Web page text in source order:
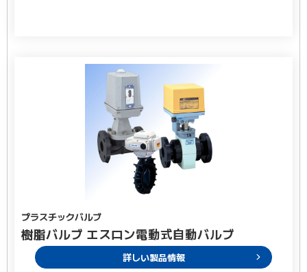
プラスチックバルブ
樹脂バルブ エスロン電動式自動バルブ
詳しい製品情報